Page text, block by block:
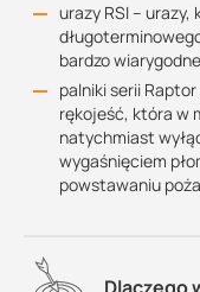
urazy RSI –
bardzo
palniki serii
rękojeść, która w
natychmiast
wygaśnięciem
powstawaniu